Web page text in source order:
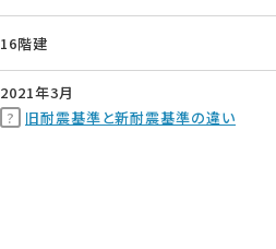
16階建
2021年3月
旧耐震基準と新耐震基準の違い